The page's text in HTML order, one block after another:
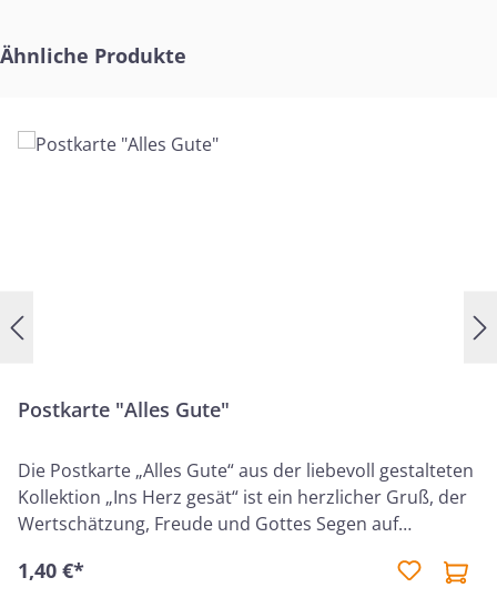
Produktgalerie überspringen
Ähnliche Produkte
Postkarte "Alles Gute"
Die Postkarte „Alles Gute“ aus der liebevoll gestalteten
Kollektion „Ins Herz gesät“ ist ein herzlicher Gruß, der
Wertschätzung, Freude und Gottes Segen auf
einem Menschen liebevolle Worte und einen
1,40 €*